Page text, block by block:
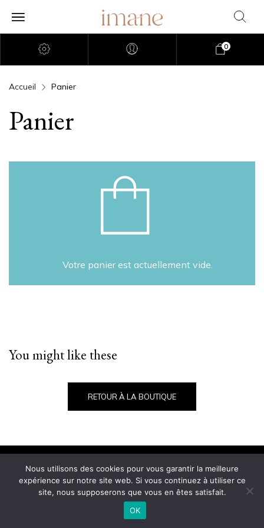
0
Accueil Panier
Panier
Votre panier est actuellement vide.
You might like these
RETOUR À LA BOUTIQUE
© 2021 Imane Magazine All rights reserved.
Nous utilisons des cookies pour vous garantir la meilleure
expérience sur notre site web. Si vous continuez à utiliser ce
site, nous supposerons que vous en êtes satisfait.
OK